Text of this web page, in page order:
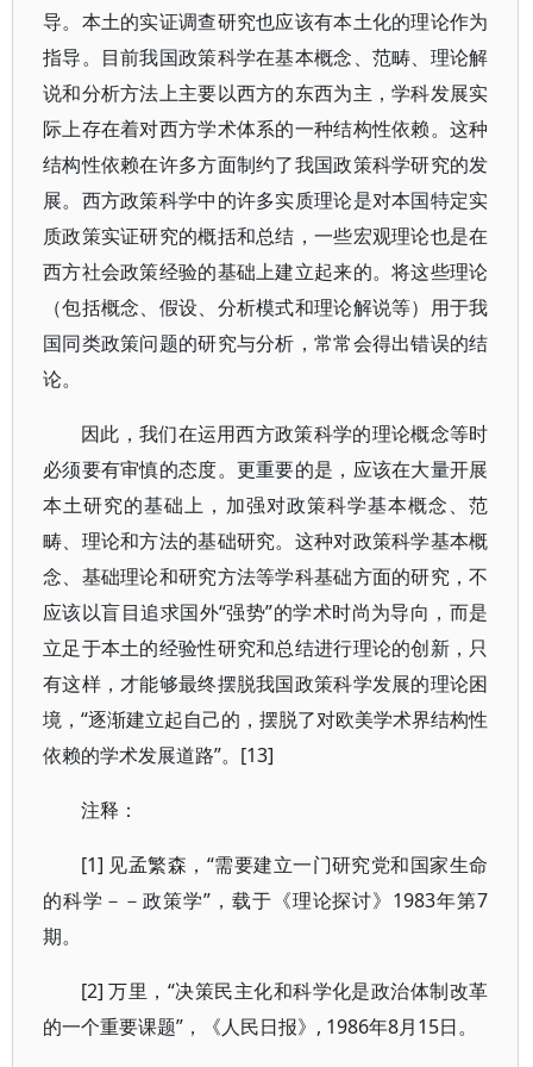
导。本土的实证调查研究也应该有本土化的理论作为
指导。目前我国政策科学在基本概念、范畴、理论解
说和分析方法上主要以西方的东西为主，学科发展实
际上存在着对西方学术体系的一种结构性依赖。这种
结构性依赖在许多方面制约了我国政策科学研究的发
展。西方政策科学中的许多实质理论是对本国特定实
质政策实证研究的概括和总结，一些宏观理论也是在
西方社会政策经验的基础上建立起来的。将这些理论
（包括概念、假设、分析模式和理论解说等）用于我
国同类政策问题的研究与分析，常常会得出错误的结
论。
因此，我们在运用西方政策科学的理论概念等时
必须要有审慎的态度。更重要的是，应该在大量开展
本土研究的基础上，加强对政策科学基本概念、范
畴、理论和方法的基础研究。这种对政策科学基本概
念、基础理论和研究方法等学科基础方面的研究，不
应该以盲目追求国外“强势”的学术时尚为导向，而是
立足于本土的经验性研究和总结进行理论的创新，只
有这样，才能够最终摆脱我国政策科学发展的理论困
境，“逐渐建立起自己的，摆脱了对欧美学术界结构性
依赖的学术发展道路”。[13]
注释：
[1] 见孟繁森，“需要建立一门研究党和国家生命
的科学－－政策学”，载于《理论探讨》1983年第7
期。
[2] 万里，“决策民主化和科学化是政治体制改革
的一个重要课题”，《人民日报》, 1986年8月15日。